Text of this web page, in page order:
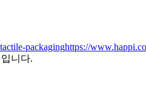
packaginghttps://
니다.